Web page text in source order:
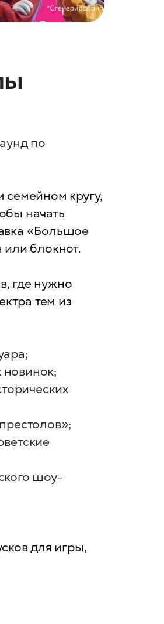
по
семейном кругу,
начать
«Большое
или блокнот.
где нужно
тем из
новинок;
шоу-
для игры,